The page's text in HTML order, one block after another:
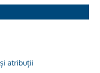
atribuții